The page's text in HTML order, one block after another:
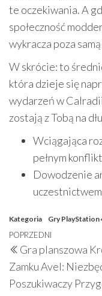
te oczekiwania. A
społeczność
wykracza poza
W skrócie: to
która dzieje się
wydarzeń w
zostają z Tobą na
Wciągająca
pełnym
Dowodzenie
Kategoria Gry PlayStation
Nawigacja
wpisu
Poprzedni
wpis
POPRZEDNI
Gra planszowa
Zamku Avel:
Poszukiwaczy